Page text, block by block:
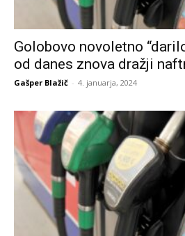
Golobovo novoletno
od danes znova dražji
Gašper Blažič - 4. januarja, 2024